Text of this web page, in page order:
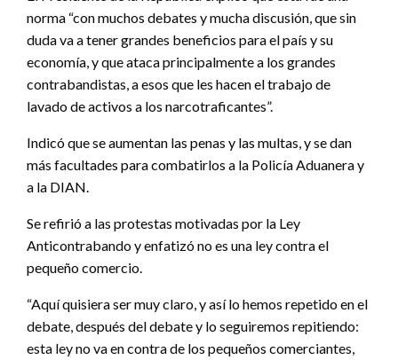
norma “con muchos debates y mucha discusión, que sin
duda va a tener grandes beneficios para el país y su
economía, y que ataca principalmente a los grandes
contrabandistas, a esos que les hacen el trabajo de
lavado de activos a los narcotraficantes”.
Indicó que se aumentan las penas y las multas, y se dan
más facultades para combatirlos a la Policía Aduanera y
a la DIAN.
Se refirió a las protestas motivadas por la Ley
Anticontrabando y enfatizó no es una ley contra el
pequeño comercio.
“Aquí quisiera ser muy claro, y así lo hemos repetido en el
debate, después del debate y lo seguiremos repitiendo:
esta ley no va en contra de los pequeños comerciantes,